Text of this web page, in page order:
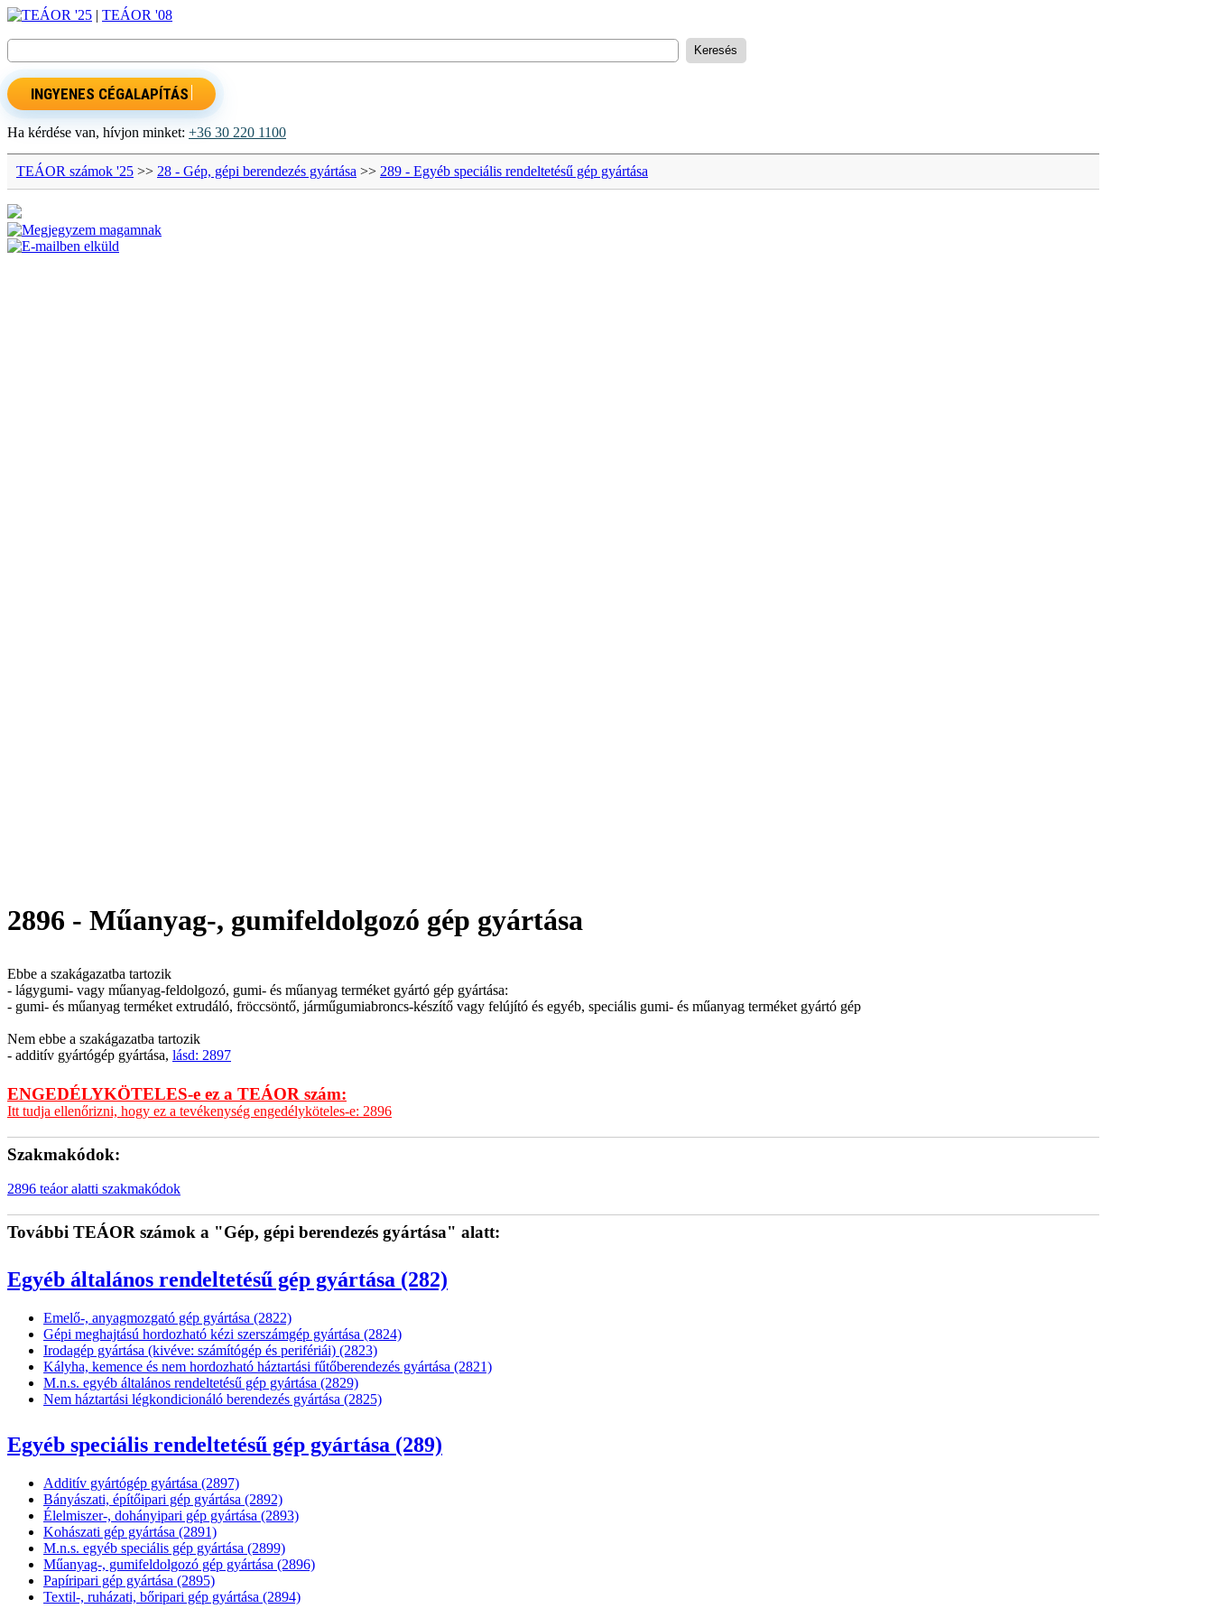
TEÁOR '25 | TEÁOR '08
INGYENES CÉGALAPÍTÁS
Ha kérdése van, hívjon minket: +36 30 220 1100
TEÁOR számok '25 >> 28 - Gép, gépi berendezés gyártása >> 289 - Egyéb speciális rendeltetésű gép gyártása
2896 - Műanyag-, gumifeldolgozó gép gyártása
Ebbe a szakágazatba tartozik
- lágygumi- vagy műanyag-feldolgozó, gumi- és műanyag terméket gyártó gép gyártása:
- gumi- és műanyag terméket extrudáló, fröccsöntő, járműgumiabroncs-készítő vagy felújító és egyéb, speciális gumi- és műanyag terméket gyártó gép
Nem ebbe a szakágazatba tartozik
- additív gyártógép gyártása, lásd: 2897
ENGEDÉLYKÖTELES-e ez a TEÁOR szám:
Itt tudja ellenőrizni, hogy ez a tevékenység engedélyköteles-e: 2896
Szakmakódok:
2896 teáor alatti szakmakódok
További TEÁOR számok a "Gép, gépi berendezés gyártása" alatt:
Egyéb általános rendeltetésű gép gyártása (282)
Emelő-, anyagmozgató gép gyártása (2822)
Gépi meghajtású hordozható kézi szerszámgép gyártása (2824)
Irodagép gyártása (kivéve: számítógép és perifériái) (2823)
Kályha, kemence és nem hordozható háztartási fűtőberendezés gyártása (2821)
M.n.s. egyéb általános rendeltetésű gép gyártása (2829)
Nem háztartási légkondicionáló berendezés gyártása (2825)
Egyéb speciális rendeltetésű gép gyártása (289)
Additív gyártógép gyártása (2897)
Bányászati, építőipari gép gyártása (2892)
Élelmiszer-, dohányipari gép gyártása (2893)
Kohászati gép gyártása (2891)
M.n.s. egyéb speciális gép gyártása (2899)
Műanyag-, gumifeldolgozó gép gyártása (2896)
Papíripari gép gyártása (2895)
Textil-, ruházati, bőripari gép gyártása (2894)